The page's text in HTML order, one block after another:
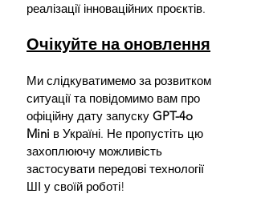
реалізації інноваційних проєктів.
Очікуйте на оновлення
Ми слідкуватимемо за розвитком
ситуації та повідомимо вам про
офіційну дату запуску GPT-4o
Mini в Україні. Не пропустіть цю
захоплюючу можливість
застосувати передові технології
ШІ у своїй роботі!